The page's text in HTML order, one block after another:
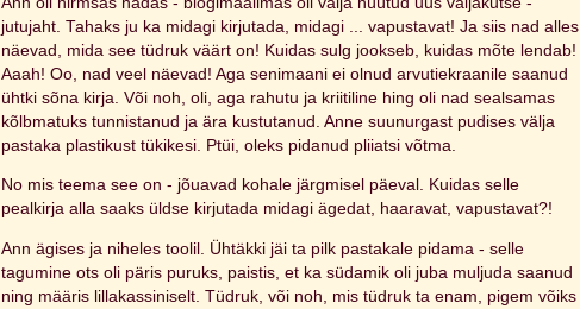
jutujaht. Tahaks ju ka midagi kirjutada, midagi ... vapustavat! Ja siis nad alles
näevad, mida see tüdruk väärt on! Kuidas sulg jookseb, kuidas mõte lendab!
Aaah! Oo, nad veel näevad! Aga senimaani ei olnud arvutiekraanile saanud
ühtki sõna kirja. Või noh, oli, aga rahutu ja kriitiline hing oli nad sealsamas
kõlbmatuks tunnistanud ja ära kustutanud. Anne suunurgast pudises välja
pastaka plastikust tükikesi. Ptüi, oleks pidanud pliiatsi võtma.
No mis teema see on - jõuavad kohale järgmisel päeval. Kuidas selle
pealkirja alla saaks üldse kirjutada midagi ägedat, haaravat, vapustavat?!
Ann ägises ja niheles toolil. Ühtäkki jäi ta pilk pastakale pidama - selle
tagumine ots oli päris puruks, paistis, et ka südamik oli juba muljuda saanud
ning määris lillakassiniselt. Tüdruk, või noh, mis tüdruk ta enam, pigem võiks